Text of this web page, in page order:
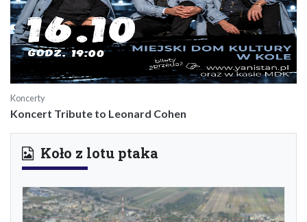
Koncerty
Koncert Tribute to Leonard Cohen
Koło z lotu ptaka